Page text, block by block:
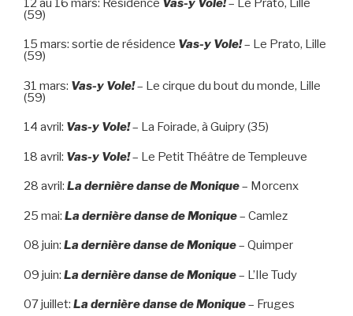
(59)
15 mars: sortie de résidence Vas-y Vole!– Le Prato, Lille
(59)
31 mars: Vas-y Vole!– Le cirque du bout du monde, Lille
(59)
14 avril: Vas-y Vole!– La Foirade, à Guipry (35)
18 avril: Vas-y Vole!– Le Petit Théâtre de Templeuve
28 avril: La dernière danse de Monique– Morcenx
25 mai: La dernière danse de Monique– Camlez
08 juin: La dernière danse de Monique– Quimper
09 juin: La dernière danse de Monique– L’Ile Tudy
07 juillet: La dernière danse de Monique– Fruges